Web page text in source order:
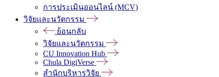
การประเมินออนไลน์ (MCV)
วิจัยและนวัตกรรม
ย้อนกลับ
วิจัยและนวัตกรรม
CU Innovation Hub
Chula DigiVerse
สำนักบริหารวิจัย